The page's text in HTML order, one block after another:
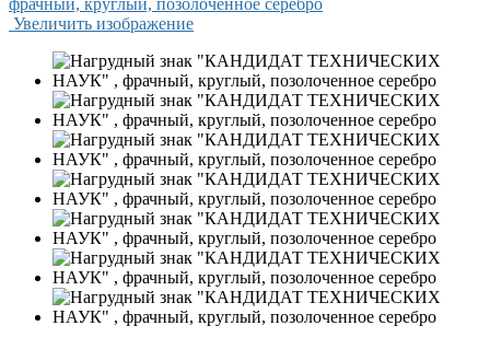
Увеличить изображение